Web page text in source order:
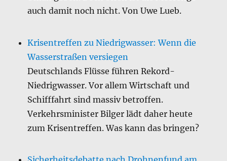
auch damit noch nicht. Von Uwe Lueb.
Krisentreffen zu Niedrigwasser: Wenn die
Wasserstraßen versiegen
Deutschlands Flüsse führen Rekord-
Niedrigwasser. Vor allem Wirtschaft und
Schifffahrt sind massiv betroffen.
Verkehrsminister Bilger lädt daher heute
zum Krisentreffen. Was kann das bringen?